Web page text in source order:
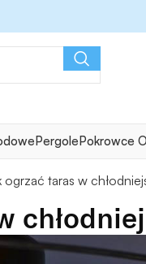
PergolePokrowce
ogrzać taras w